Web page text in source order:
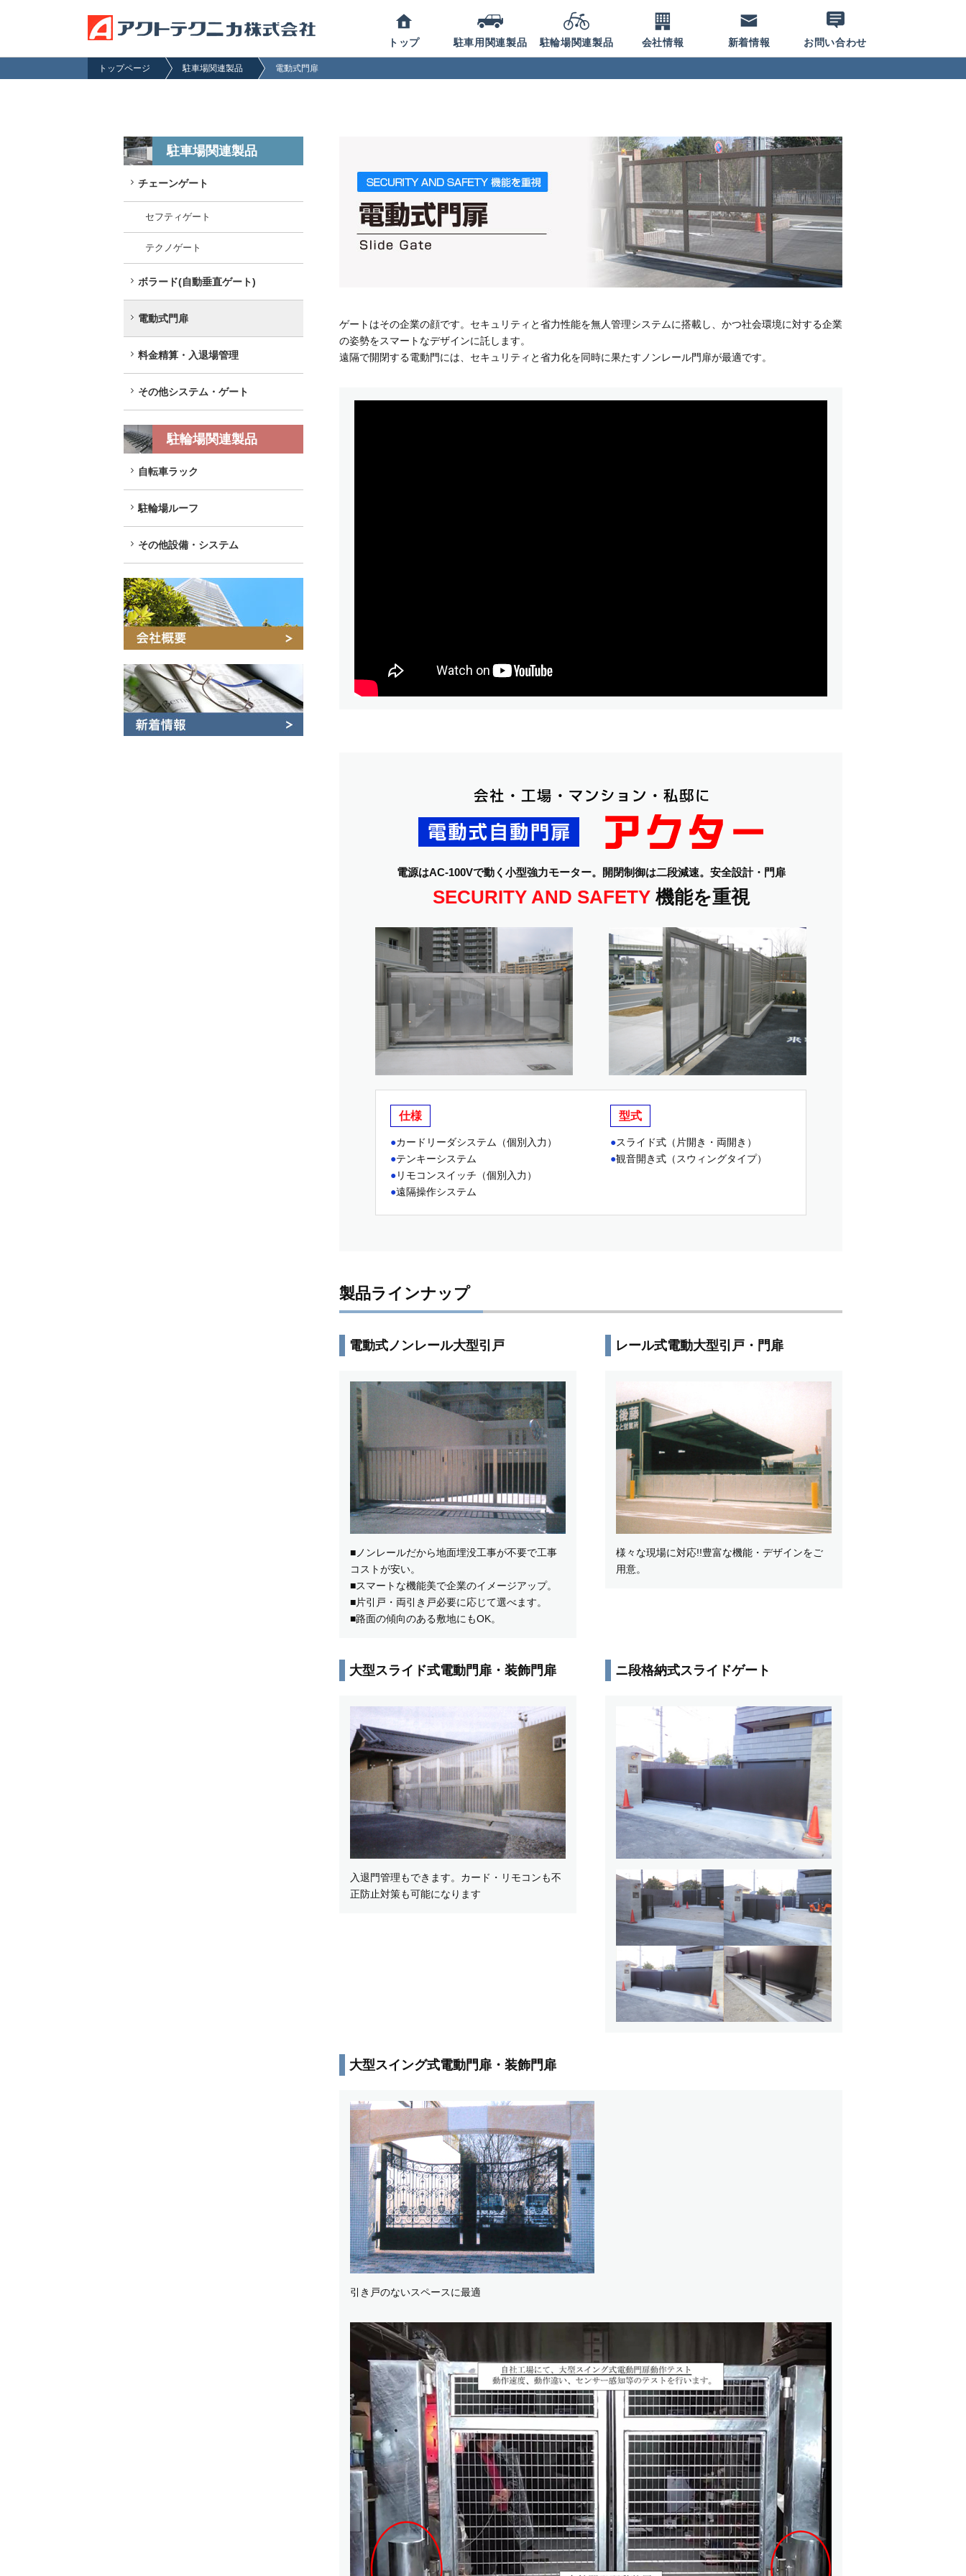
トップ 駐車用関連製品 駐輪場関連製品 会社情報 新着情報 お問い合わせ
トップページ 駐車場関連製品 電動式門扉
ゲートはその企業の顔です。セキュリティと省力性能を無人管理システムに搭載し、かつ社会環境に対する企業
の姿勢をスマートなデザインに託します。
遠隔で開閉する電動門には、セキュリティと省力化を同時に果たすノンレール門扉が最適です。
電源はAC-100Vで動く小型強力モーター。 開閉制御は二段減速。安全設計・門扉
SECURITY AND SAFETY機能を重視
仕様
カードリーダシステム（個別入力）
テンキーシステム
リモコンスイッチ（個別入力）
遠隔操作システム
型式
スライド式（片開き・両開き）
観音開き式（スウィングタイプ）
製品ラインナップ
電動式ノンレール大型引戸
■ノンレールだから地面埋没工事が不要で工事
コストが安い。
■スマートな機能美で企業のイメージアップ。
■片引戸・両引き戸必要に応じて選べます。
■路面の傾向のある敷地にもOK。
レール式電動大型引戸・門扉
様々な現場に対応!!豊富な機能・デザインをご
用意。
大型スライド式電動門扉・装飾門扉
入退門管理もできます。カード・リモコンも不
正防止対策も可能になります
ニ段格納式スライドゲート
大型スイング式電動門扉・装飾門扉
引き戸のないスペースに最適
駐車場関連製品
チェーンゲート
セフティゲート
テクノゲート
ボラード(自動垂直ゲート)
電動式門扉
料金精算・入退場管理
その他システム・ゲート
駐輪場関連製品
自転車ラック
駐輪場ルーフ
その他設備・システム